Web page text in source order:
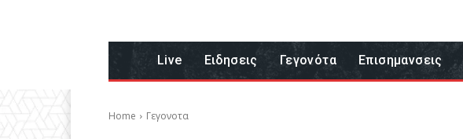
Live Eιδησεις Γεγονότα Επισημανσεις
Home Γεγονοτα